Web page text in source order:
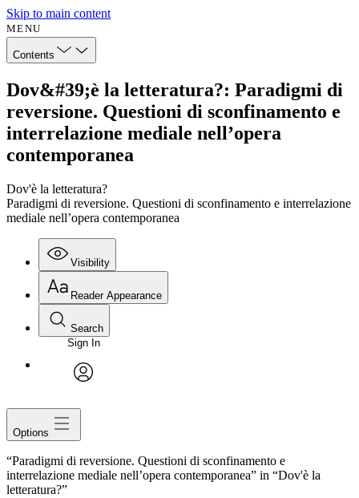
Skip to main content
MENU
Contents
Dov&#39;è la letteratura?: Paradigmi di
reversione. Questioni di sconfinamento e
interrelazione mediale nell’opera
contemporanea
Dov'è la letteratura?
Paradigmi di reversione. Questioni di sconfinamento e interrelazione
mediale nell’opera contemporanea
Visibility
Reader Appearance
Search
Sign In
Options
“Paradigmi di reversione. Questioni di sconfinamento e
interrelazione mediale nell’opera contemporanea” in “Dov'è la
letteratura?”